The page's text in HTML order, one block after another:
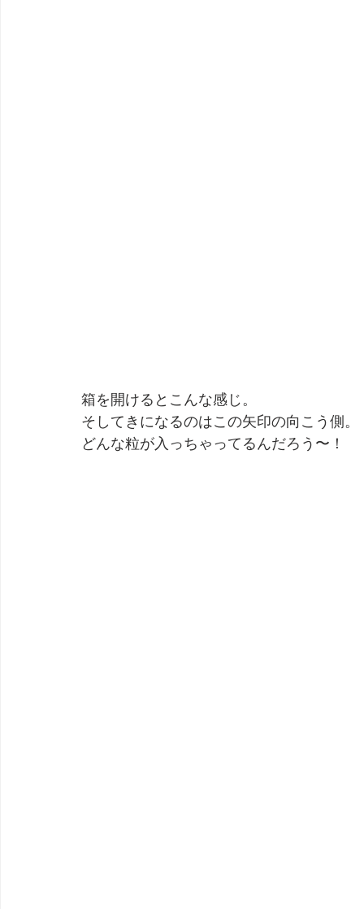
箱を開けるとこんな感じ。
そしてきになるのはこの矢印の向こう側。
どんな粒が入っちゃってるんだろう〜！